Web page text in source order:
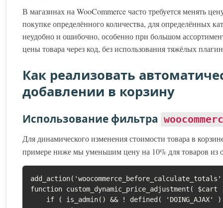
В магазинах на WooCommerce часто требуется менять
покупке определённого количества, для определённых
неудобно и ошибочно, особенно при большом
цены товара через код, без использования тяжёлых
Как реализовать
добавлении в корзину
Использование фильтра
Для динамического изменения стоимости товара в
примере ниже мы уменьшим цену на 10% для товаров из
function custom_dynamic_price_adjustment(